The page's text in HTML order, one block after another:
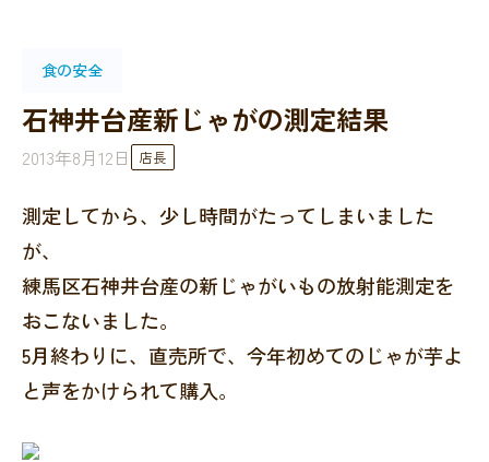
食の安全
石神井台産新じゃがの測定結果
2013年8月12日 店長
測定してから、少し時間がたってしまいました
が、
練馬区石神井台産の新じゃがいもの放射能測定を
おこないました。
5月終わりに、直売所で、今年初めてのじゃが芋よ
と声をかけられて購入。